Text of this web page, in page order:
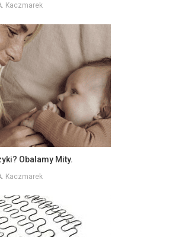
Kaczmarek
Obalamy Mity.
Kaczmarek